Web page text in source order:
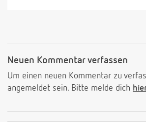
Neuen Kommentar verfassen
Um einen neuen Kommentar zu
angemeldet sein. Bitte melde dich